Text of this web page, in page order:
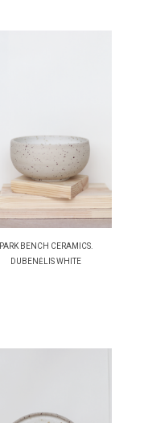
PARK BENCH CERAMICS.
DUBENĖLIS WHITE